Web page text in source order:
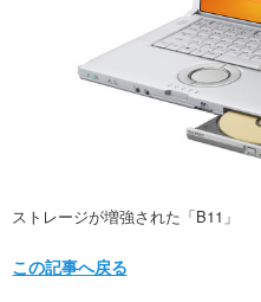
ストレージが増強された「B11」
この記事へ戻る